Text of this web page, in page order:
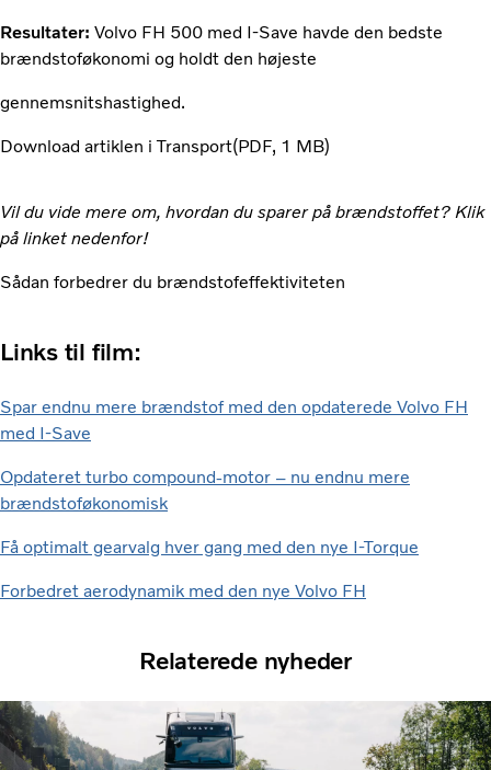
Resultater: Volvo FH 500 med I-Save havde den bedste
brændstoføkonomi og holdt den højeste
gennemsnitshastighed.
Download artiklen i Transport PDF 1 MB
Vil du vide mere om, hvordan du sparer på brændstoffet? Klik
på linket nedenfor!
Sådan forbedrer du brændstofeffektiviteten
Links til film:
Spar endnu mere brændstof med den opdaterede Volvo FH
med I-Save
Opdateret turbo compound-motor – nu endnu mere
brændstoføkonomisk
Få optimalt gearvalg hver gang med den nye I-Torque
Forbedret aerodynamik med den nye Volvo FH
Relaterede nyheder